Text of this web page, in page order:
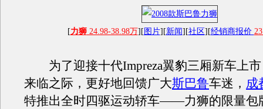
[力狮24.98-38.98万][ 图片][新闻][社区][经销商报价
为了迎接十代Impreza翼豹三厢新车上市
来临之际，更好地回馈广大斯巴鲁车迷， 成
特推出全时四驱运动轿车——力狮的限量包